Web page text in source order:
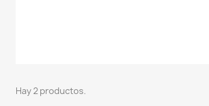
Hay 2 productos.